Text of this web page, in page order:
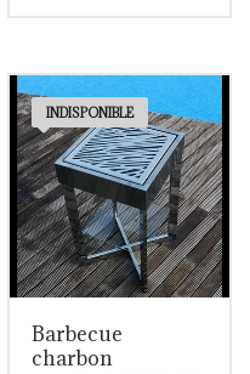
INDISPONIBLE
Barbecue
charbon